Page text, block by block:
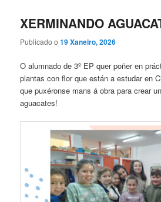
XERMINANDO
Publicado o19 Xaneiro, 2026
O alumnado de 3º EP quer poñer en
plantas con flor que están a estudar en
que puxéronse mans á obra para crear
aguacates!